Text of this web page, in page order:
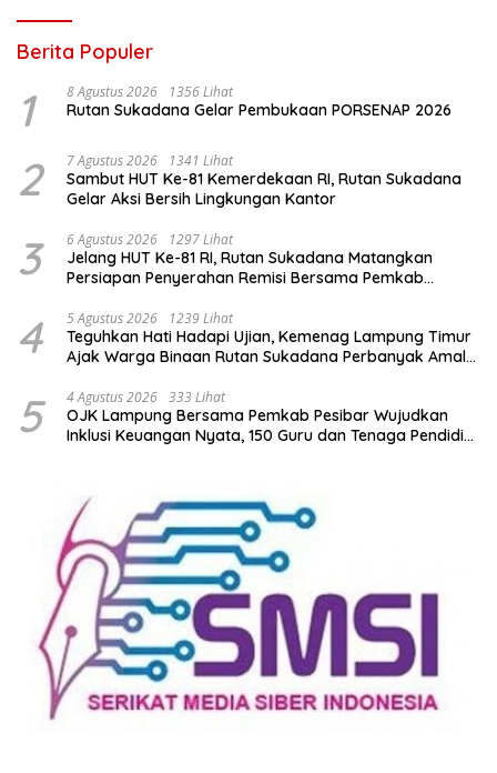
Berita Populer
1 8 Agustus 2026 1356 Lihat
Rutan Sukadana Gelar Pembukaan PORSENAP 2026
2 7 Agustus 2026 1341 Lihat
Sambut HUT Ke-81 Kemerdekaan RI, Rutan Sukadana
Gelar Aksi Bersih Lingkungan Kantor
3 6 Agustus 2026 1297 Lihat
Jelang HUT Ke-81 RI, Rutan Sukadana Matangkan
Persiapan Penyerahan Remisi Bersama Pemkab
4 5 Agustus 2026 1239 Lihat
Teguhkan Hati Hadapi Ujian, Kemenag Lampung Timur
Ajak Warga Binaan Rutan Sukadana Perbanyak Amal
5 4 Agustus 2026 333 Lihat
OJK Lampung Bersama Pemkab Pesibar Wujudkan
Inklusi Keuangan Nyata, 150 Guru dan Tenaga Pendidik